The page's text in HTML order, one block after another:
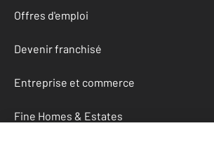
Offres d'emploi
Devenir franchisé
Entreprise et commerce
Fine Homes & Estates